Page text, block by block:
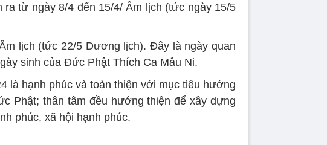
ra từ ngày 8/4 đến 15/4/ Âm lịch (tức ngày 15/5
lịch (tức 22/5 Dương lịch). Đây là ngày quan
sinh của Đức Phật Thích Ca Mâu Ni.
là hạnh phúc và toàn thiện với mục tiêu hướng
Phật; thân tâm đều hướng thiện để xây dựng
phúc, xã hội hạnh phúc.